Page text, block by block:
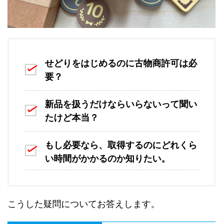
せどりをはじめるのに古物商許可は必
要？
新品を扱うだけならいらないって聞い
たけど本当？
もし必要なら、取得するのにどれくら
い時間がかかるのか知りたい。
こうした疑問についてお答えします。